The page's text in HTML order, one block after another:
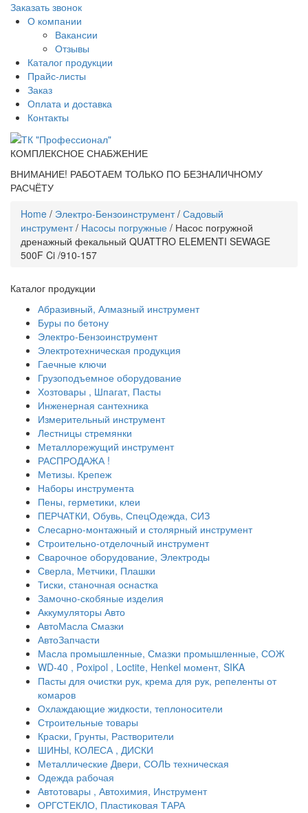
Заказать звонок
О компании
Вакансии
Отзывы
Каталог продукции
Прайс-листы
Заказ
Оплата и доставка
Контакты
КОМПЛЕКСНОЕ СНАБЖЕНИЕ
ВНИМАНИЕ! РАБОТАЕМ ТОЛЬКО ПО БЕЗНАЛИЧНОМУ
РАСЧЁТУ
Home / Электро-Бензоинструмент/ Садовый
инструмент/ Насосы погружные / Насос погружной
дренажный фекальный QUATTRO ELEMENTI SEWAGE
500F Ci /910-157
Каталог продукции
Абразивный, Алмазный инструмент
Буры по бетону
Электро-Бензоинструмент
Электротехническая продукция
Гаечные ключи
Грузоподъемное оборудование
Хозтовары , Шпагат, Пасты
Инженерная сантехника
Измерительный инструмент
Лестницы стремянки
Металлорежущий инструмент
РАСПРОДАЖА !
Метизы. Крепеж
Наборы инструмента
Пены, герметики, клеи
ПЕРЧАТКИ, Обувь, СпецОдежда, СИЗ
Слесарно-монтажный и столярный инструмент
Строительно-отделочный инструмент
Сварочное оборудование, Электроды
Сверла, Метчики, Плашки
Тиски, станочная оснастка
Замочно-скобяные изделия
Аккумуляторы Авто
АвтоМасла Смазки
АвтоЗапчасти
Масла промышленные, Смазки промышленные, СОЖ
WD-40 , Poxipol , Loctite, Henkel момент, SIKA
Пасты для очистки рук, крема для рук, репеленты от
комаров
Охлаждающие жидкости, теплоносители
Строительные товары
Краски, Грунты, Растворители
ШИНЫ, КОЛЕСА , ДИСКИ
Металлические Двери, СОЛЬ техническая
Одежда рабочая
Автотовары , Автохимия, Инструмент
ОРГСТЕКЛО, Пластиковая ТАРА